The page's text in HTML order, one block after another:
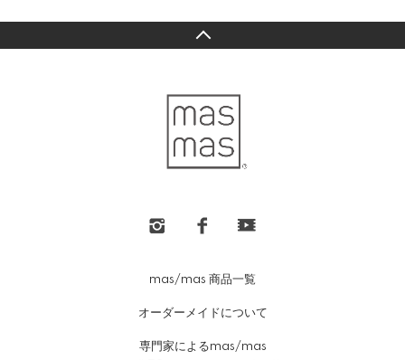
mas/mas 商品一覧
オーダーメイドについて
専門家によるmas/mas